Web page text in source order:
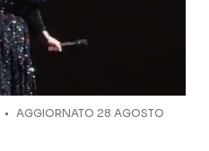
AGGIORNATO 28 AGOSTO